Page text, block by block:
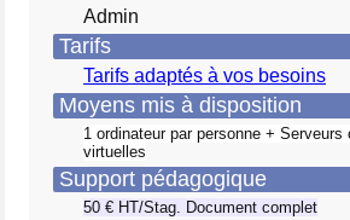
Admin
Tarifs
Tarifs adaptés à vos besoins
Moyens mis à disposition
1 ordinateur par personne +
virtuelles
Support pédagogique
50 € HT/Stag. Document complet